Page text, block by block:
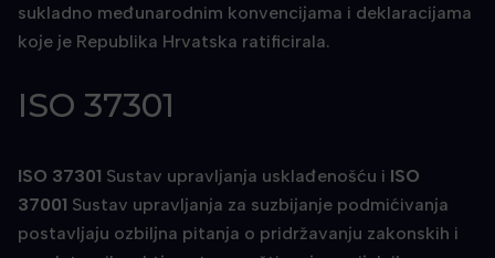
sukladno međunarodnim konvencijama i deklaracijama
koje je Republika Hrvatska ratificirala.
ISO 37301
ISO 37301 Sustav upravljanja usklađenošću i ISO
37001 Sustav upravljanja za suzbijanje podmićivanja
postavljaju ozbiljna pitanja o pridržavanju zakonskih i